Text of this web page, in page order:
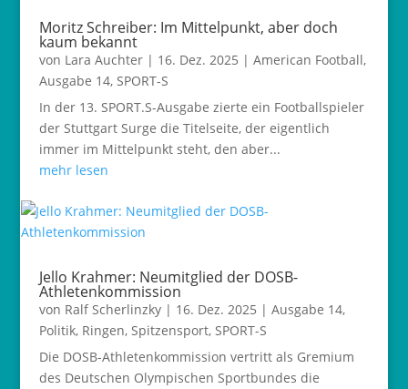
Moritz Schreiber: Im Mittelpunkt, aber doch
kaum bekannt
von Lara Auchter| 16. Dez. 2025 | American Football,
Ausgabe 14, SPORT-S
In der 13. SPORT.S-Ausgabe zierte ein Footballspieler
der Stuttgart Surge die Titelseite, der eigentlich
immer im Mittelpunkt steht, den aber...
mehr lesen
Jello Krahmer: Neumitglied der DOSB-
Athletenkommission
von Ralf Scherlinzky| 16. Dez. 2025 | Ausgabe 14,
Politik, Ringen, Spitzensport, SPORT-S
Die DOSB-Athletenkommission vertritt als Gremium
des Deutschen Olympischen Sportbundes die